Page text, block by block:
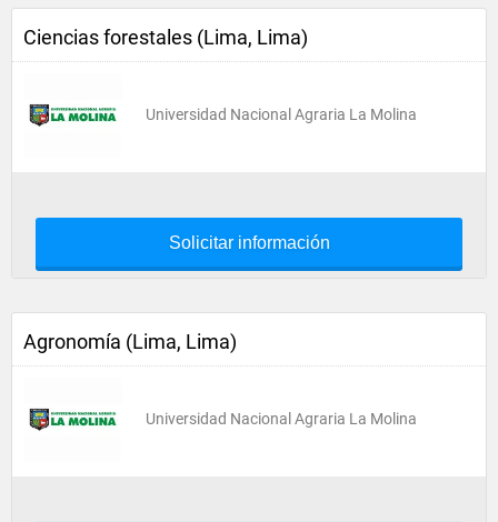
Ciencias forestales (Lima, Lima)
Universidad Nacional Agraria La Molina
Solicitar información
Agronomía (Lima, Lima)
Universidad Nacional Agraria La Molina